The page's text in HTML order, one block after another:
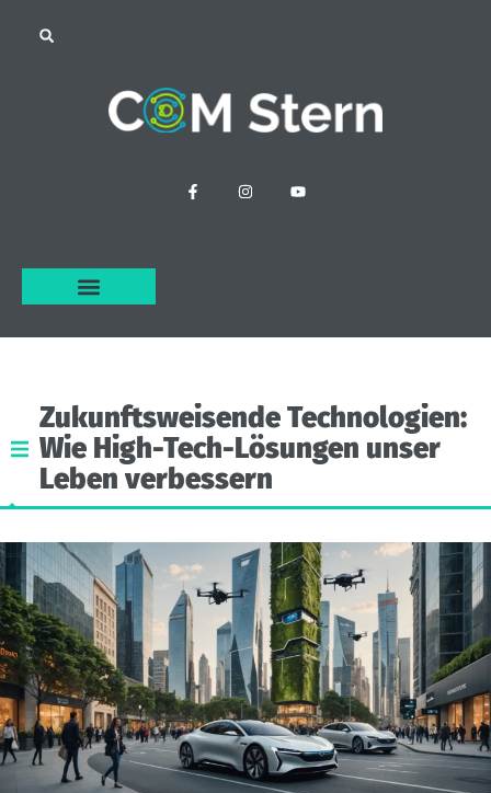
Zukunftsweisende Technologien:
Wie High-Tech-Lösungen unser
Leben verbessern